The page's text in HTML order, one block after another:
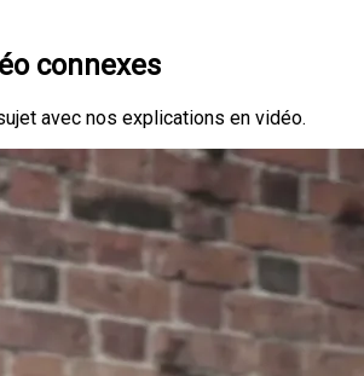
connexes
avec nos explications en vidéo.